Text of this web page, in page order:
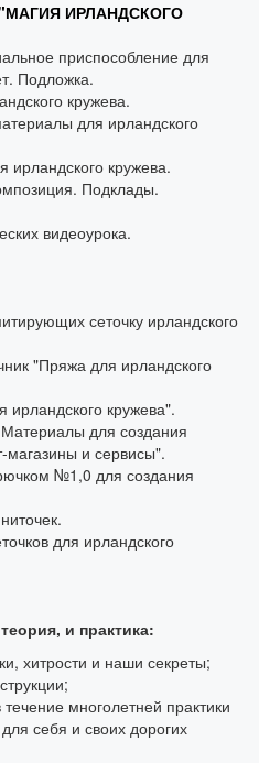
ИРЛАНДСКОГО
приспособление для
Подложка.
кружева.
для ирландского
ирландского кружева.
Подклады.
видеоурока.
сеточку ирландского
"Пряжа для ирландского
ирландского кружева".
для создания
и сервисы".
№1,0 для создания
для ирландского
и практика:
хитрости и наши секреты;
многолетней практики
себя и своих дорогих